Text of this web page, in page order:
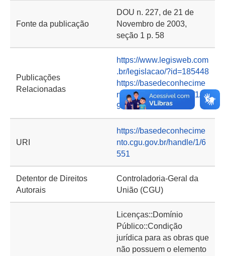
Fonte da publicação
DOU n. 227, de 21 de
Novembro de 2003,
seção 1 p. 58
Publicações
Relacionadas
https://www.legisweb.com
.br/legislacao/?id=185448
https://basedeconhecime
nto.cgu.gov.br/handle/1/1
9710
URI
https://basedeconhecime
nto.cgu.gov.br/handle/1/6
551
Detentor de Direitos
Autorais
Controladoria-Geral da
União (CGU)
Licenças::Domínio
Público::Condição
jurídica para as obras que
não possuem o elemento